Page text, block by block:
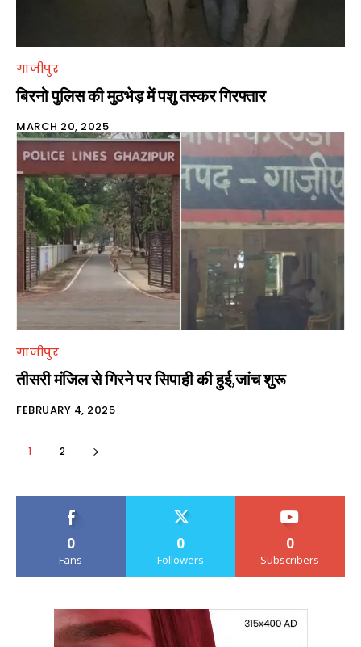
गाजीपुर
बिरनो पुलिस की मुठभेड़ में पशु तस्कर गिरफ्तार
MARCH 20, 2025
गाजीपुर
तीसरी मंजिल से गिरने पर सिपाही की हुई,जांच शुरू
FEBRUARY 4, 2025
1 2
0
Fans
0
Followers
0
Subscribers